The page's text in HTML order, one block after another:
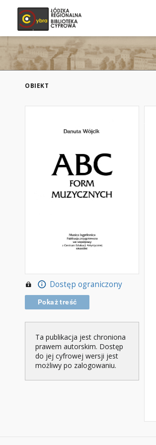
OBIEKT
Dostęp ograniczony
Pokaż treść
Ta publikacja jest chroniona
prawem autorskim. Dostęp
do jej cyfrowej wersji jest
możliwy po zalogowaniu.